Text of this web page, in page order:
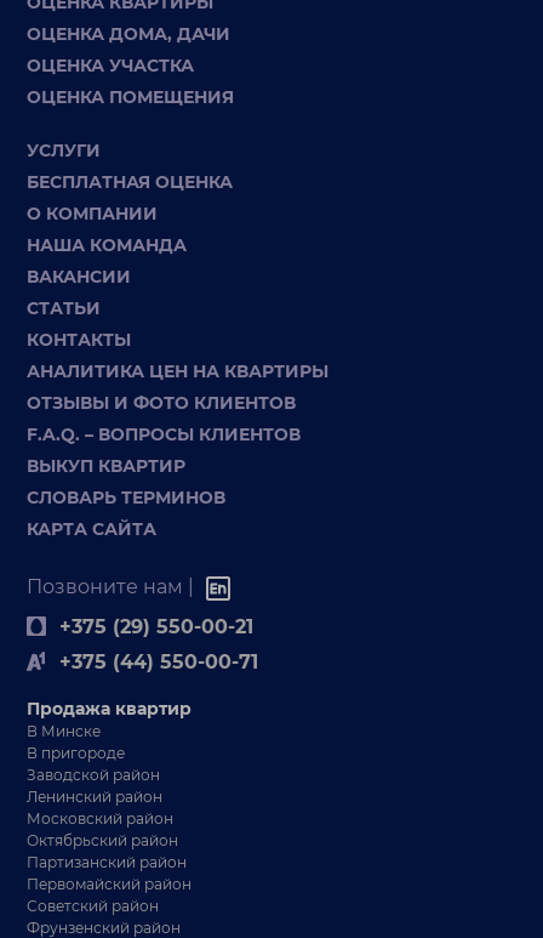
ОЦЕНКА ДОМА, ДАЧИ
ОЦЕНКА УЧАСТКА
ОЦЕНКА ПОМЕЩЕНИЯ
УСЛУГИ
БЕСПЛАТНАЯ ОЦЕНКА
О КОМПАНИИ
НАША КОМАНДА
ВАКАНСИИ
СТАТЬИ
КОНТАКТЫ
АНАЛИТИКА ЦЕН НА КВАРТИРЫ
ОТЗЫВЫ И ФОТО КЛИЕНТОВ
F.A.Q. – ВОПРОСЫ КЛИЕНТОВ
ВЫКУП КВАРТИР
СЛОВАРЬ ТЕРМИНОВ
КАРТА САЙТА
Позвоните нам |
+375 (29) 550-00-21
+375 (44) 550-00-71
Продажа квартир
В Минске
В пригороде
Заводской район
Ленинский район
Московский район
Октябрьский район
Партизанский район
Первомайский район
Советский район
Фрунзенский район